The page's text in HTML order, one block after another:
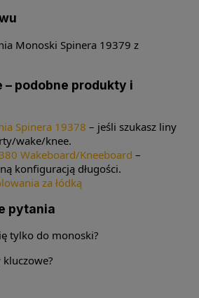
Monoski Spinera 19379 z
podobne produkty i
Spinera 19378 – jeśli szukasz liny
wake/knee.
Wakeboard/Kneeboard –
konfiguracją długości.
za łódką
pytania
tylko do monoski?